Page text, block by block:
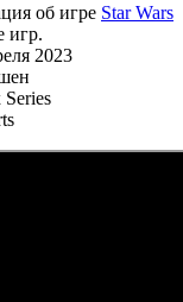
об игре Star Wars
игр.
2023